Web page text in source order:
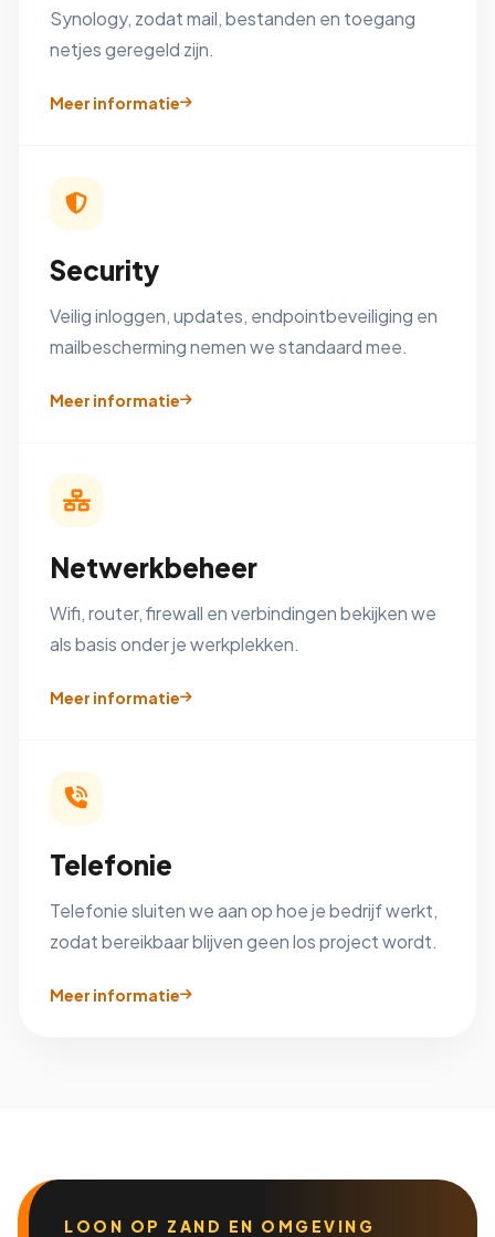
Synology, zodat mail, bestanden en toegang
netjes geregeld zijn.
Meer informatie
Security
Veilig inloggen, updates, endpointbeveiliging en
mailbescherming nemen we standaard mee.
Meer informatie
Netwerkbeheer
Wifi, router, firewall en verbindingen bekijken we
als basis onder je werkplekken.
Meer informatie
Telefonie
Telefonie sluiten we aan op hoe je bedrijf werkt,
zodat bereikbaar blijven geen los project wordt.
Meer informatie
LOON OP ZAND EN OMGEVING